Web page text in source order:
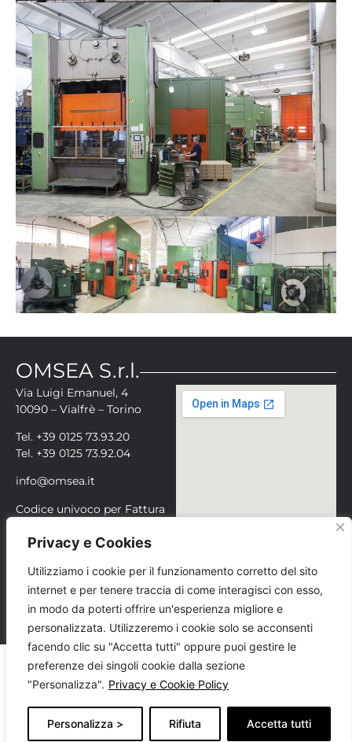
Privacy e Cookies
Utilizziamo i cookie per il funzionamento corretto del sito
internet e per tenere traccia di come interagisci con esso,
in modo da poterti offrire un'esperienza migliore e
personalizzata. Utilizzeremo i cookie solo se acconsenti
facendo clic su "Accetta tutti" oppure puoi gestire le
preferenze dei singoli cookie dalla sezione
"Personalizza". Privacy e Cookie Policy
Personalizza > Rifiuta Accetta tutti
OMSEA S.r.l.
Via Luigi Emanuel, 4
10090 – Vialfrè – Torino
Tel. +39 0125 73.93.20
Tel. +39 0125 73.92.04
info@omsea.it
Codice univoco per Fattura
WHP7LTE
(PEC):
omsea@documentipec.com
OMSEA S.r.l. – Via L. Emanuel, 4 – 10090 – Vialfrè (TO) –
Italy – Cod.Fisc./P.IVA 02112240011 – Cod. id. CEE: IT
02112240011
Incentivi pubblici
Privacy e Cookie Policy